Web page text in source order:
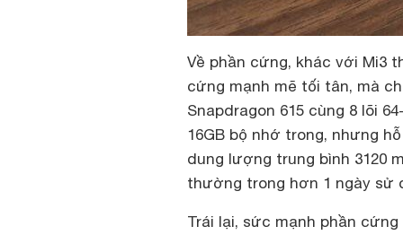
Về phần cứng, khác với Mi3
cứng mạnh mẽ tối tân, mà
Snapdragon 615 cùng 8 lõi
16GB bộ nhớ trong, nhưng
dung lượng trung bình 3120
thường trong hơn 1 ngày sử
Trái lại, sức mạnh phần